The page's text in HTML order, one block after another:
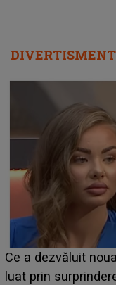
DIVERTISMENT
Iubirii" l-a
care